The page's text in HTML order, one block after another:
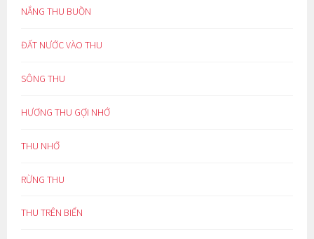
NẮNG THU BUỒN
ĐẤT NƯỚC VÀO THU
SÔNG THU
HƯƠNG THU GỢI NHỚ
THU NHỚ
RỪNG THU
THU TRÊN BIỂN